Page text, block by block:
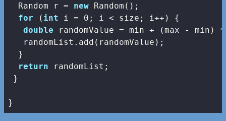
  Random r =
new Random();
for ( int i = 0 ; i < size; i++) {
double randomValue = min + (max - min)
   randomList.add(randomValue);
  }
return randomList;
}
}